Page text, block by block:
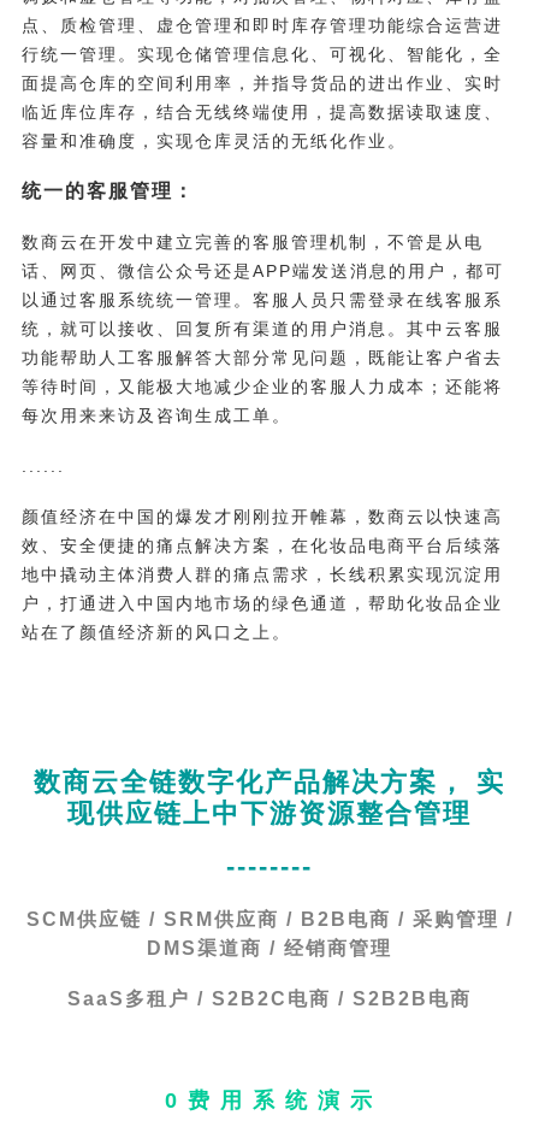
点、质检管理、虚仓管理和即时库存管理功能综合运营进
行统一管理。实现仓储管理信息化、可视化、智能化，全
面提高仓库的空间利用率，并指导货品的进出作业、实时
临近库位库存，结合无线终端使用，提高数据读取速度、
容量和准确度，实现仓库灵活的无纸化作业。
统一的客服管理：
数商云在开发中建立完善的客服管理机制，不管是从电
话、网页、微信公众号还是APP端发送消息的用户，都可
以通过客服系统统一管理。客服人员只需登录在线客服系
统，就可以接收、回复所有渠道的用户消息。其中云客服
功能帮助人工客服解答大部分常见问题，既能让客户省去
等待时间，又能极大地减少企业的客服人力成本；还能将
每次用来来访及咨询生成工单。
颜值经济在中国的爆发才刚刚拉开帷幕，数商云以快速高
效、安全便捷的痛点解决方案，在化妆品电商平台后续落
地中撬动主体消费人群的痛点需求，长线积累实现沉淀用
户，打通进入中国内地市场的绿色通道，帮助化妆品企业
站在了颜值经济新的风口之上。
数商云全链数字化产品解决方案， 实
现供应链上中下游资源整合管理
--------
SCM供应链 / SRM供应商 / B2B电商 / 采购管理 /
DMS渠道商 / 经销商管理
SaaS多租户 / S2B2C电商 / S2B2B电商
0 费 用 系 统 演 示